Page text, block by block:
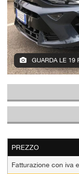
GUARDA LE 19
PREZZO
Fatturazione con iva
di
tracciamento
che
adottiamo
per
offrire
le
funzionalità
e
le
di
descritte.
Per
maggiori